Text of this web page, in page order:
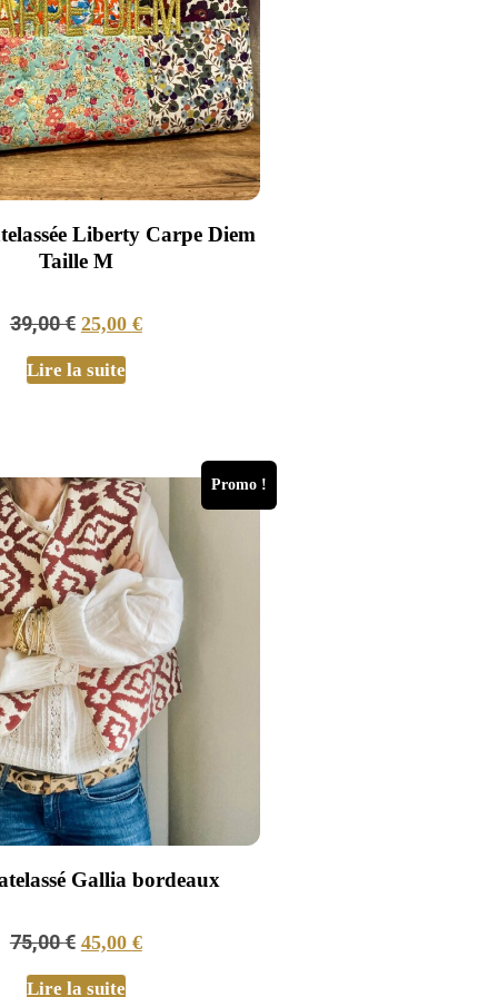
Liberty Carpe Diem
Taille M
39,00€ 25,00 €
Lire la suite
Promo !
Gallia bordeaux
75,00€ 45,00 €
Lire la suite